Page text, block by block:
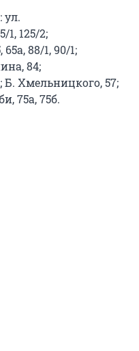
ул.
1, 125/2;
88/1, 90/1;
84;
Б. Хмельницкого, 57;
75а, 75б.